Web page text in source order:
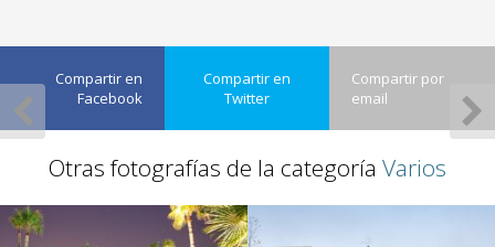
Compartir en
Facebook
Compartir en
Twitter
Compartir por
email
Otras fotografías de la categoría Varios